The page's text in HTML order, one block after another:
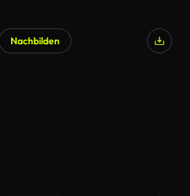
Nachbilden